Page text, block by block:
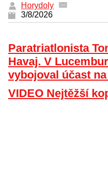
Horydoly
3/8/2026
Paratriatlonista
Havaj. V
vybojoval účast
VIDEO Nejtěžší